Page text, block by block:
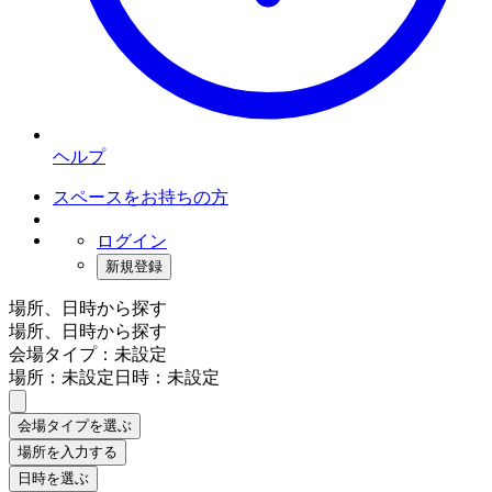
ヘルプ
スペースをお持ちの方
ログイン
新規登録
場所、日時から探す
場所、日時から探す
会場タイプ：未設定
場所：未設定日時：未設定
会場タイプを選ぶ
場所を入力する
日時を選ぶ